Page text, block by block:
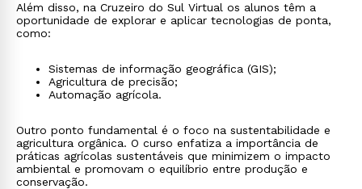
Além disso, na Cruzeiro do Sul Virtual os alunos têm a
oportunidade de explorar e aplicar tecnologias de ponta,
como:
Sistemas de informação geográfica (GIS);
Agricultura de precisão;
Automação agrícola.
Outro ponto fundamental é o foco na sustentabilidade e
agricultura orgânica. O curso enfatiza a importância de
práticas agrícolas sustentáveis que minimizem o impacto
ambiental e promovam o equilíbrio entre produção e
conservação.